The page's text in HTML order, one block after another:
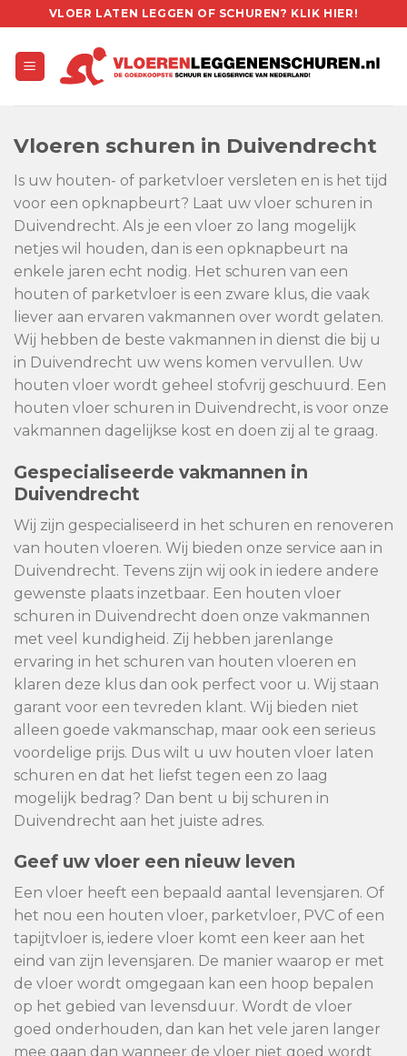
to
content
VLOER LATEN LEGGEN OF SCHUREN? KLIK HIER!
Vloeren schuren in Duivendrecht
Is uw houten- of parketvloer versleten en is het tijd
voor een opknapbeurt? Laat uw vloer schuren in
Duivendrecht. Als je een vloer zo lang mogelijk
netjes wil houden, dan is een opknapbeurt na
enkele jaren echt nodig. Het schuren van een
houten of parketvloer is een zware klus, die vaak
liever aan ervaren vakmannen over wordt gelaten.
Wij hebben de beste vakmannen in dienst die bij u
in Duivendrecht uw wens komen vervullen. Uw
houten vloer wordt geheel stofvrij geschuurd. Een
houten vloer schuren in Duivendrecht, is voor onze
vakmannen dagelijkse kost en doen zij al te graag.
Gespecialiseerde vakmannen in
Duivendrecht
Wij zijn gespecialiseerd in het schuren en renoveren
van houten vloeren. Wij bieden onze service aan in
Duivendrecht. Tevens zijn wij ook in iedere andere
gewenste plaats inzetbaar. Een houten vloer
schuren in Duivendrecht doen onze vakmannen
met veel kundigheid. Zij hebben jarenlange
ervaring in het schuren van houten vloeren en
klaren deze klus dan ook perfect voor u. Wij staan
garant voor een tevreden klant. Wij bieden niet
alleen goede vakmanschap, maar ook een serieus
voordelige prijs. Dus wilt u uw houten vloer laten
schuren en dat het liefst tegen een zo laag
mogelijk bedrag? Dan bent u bij schuren in
Duivendrecht aan het juiste adres.
Geef uw vloer een nieuw leven
Een vloer heeft een bepaald aantal levensjaren. Of
het nou een houten vloer, parketvloer, PVC of een
tapijtvloer is, iedere vloer komt een keer aan het
eind van zijn levensjaren. De manier waarop er met
de vloer wordt omgegaan kan een hoop bepalen
op het gebied van levensduur. Wordt de vloer
goed onderhouden, dan kan het vele jaren langer
mee gaan dan wanneer de vloer niet goed wordt